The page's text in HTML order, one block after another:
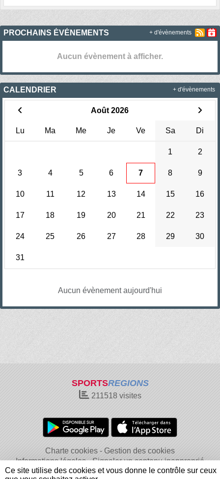
PROCHAINS ÉVÉNEMENTS
Aucun évènement à afficher.
+ d'évènements
CALENDRIER
Août 2026
Lu Ma Me Je Ve Sa Di
1 2
3 4 5 6 7 8 9
10 11 12 13 14 15 16
17 18 19 20 21 22 23
24 25 26 27 28 29 30
31
Aucun évènement aujourd'hui
+ d'évènements
SPORTSREGIONS
211518 visites
Charte cookies
Gestion des cookies
Informations légales
Signaler un contenu inapproprié
Ce site utilise des cookies et vous donne le contrôle sur ceux